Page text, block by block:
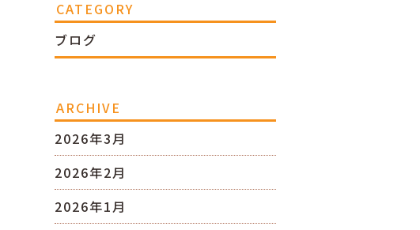
CATEGORY
ブログ
ARCHIVE
2026年3月
2026年2月
2026年1月